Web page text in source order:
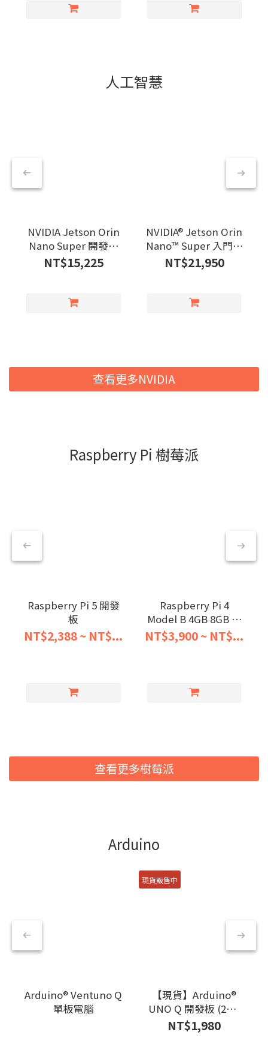
人工智慧
NVIDIA Jetson Orin
Nano Super 開發者
套件
NT$15,225
NVIDIA® Jetson Orin
Nano™ Super 入門套
件包 +500GB 固態硬
NT$21,950
查看更多NVIDIA
Raspberry Pi 樹莓派
Raspberry Pi 5 開發
板
NT$2,388 ~ NT$...
Raspberry Pi 4
Model B 4GB 8GB 開
發板
NT$3,900 ~ NT$...
查看更多樹莓派
Arduino
Arduino® Ventuno Q
單板電腦
現貨販售中
【現貨】Arduino®
UNO Q 開發板 (2GB
RAM/16GB eMMC)
NT$1,980